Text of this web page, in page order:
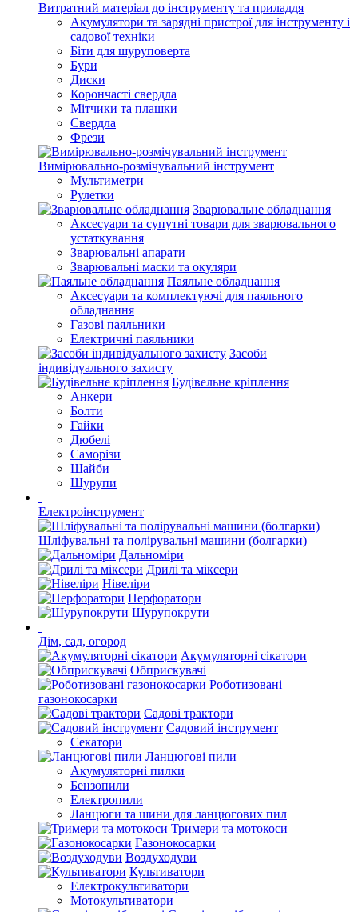
Витратний матеріал до інструменту та приладдя
Акумулятори та зарядні пристрої для інструменту і
садової техніки
Біти для шуруповерта
Бури
Диски
Корончасті свердла
Мітчики та плашки
Свердла
Фрези
Вимірювально-розмічувальний інструмент
Мультиметри
Рулетки
Зварювальне обладнання
Аксесуари та супутні товари для зварювального
устаткування
Зварювальні апарати
Зварювальні маски та окуляри
Паяльне обладнання
Аксесуари та комплектуючі для паяльного
обладнання
Газові паяльники
Електричні паяльники
Засоби
індивідуального захисту
Будівельне кріплення
Анкери
Болти
Гайки
Дюбелі
Саморізи
Шайби
Шурупи
Електроінструмент
Шліфувальні та полірувальні машини (болгарки)
Дальноміри
Дрилі та міксери
Нівеліри
Перфоратори
Шурупокрути
Дім, сад, огород
Акумуляторні сікатори
Обприскувачі
Роботизовані
газонокосарки
Садові трактори
Садовий інструмент
Секатори
Ланцюгові пили
Акумуляторні пилки
Бензопили
Електропили
Ланцюги та шини для ланцюгових пил
Тримери та мотокоси
Газонокосарки
Воздуходуви
Культиватори
Електрокультиватори
Мотокультиватори